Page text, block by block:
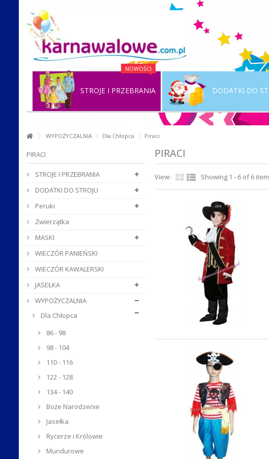
NOWOŚCI
STROJE I PRZEBRANIA DODATKI DO
WYPOŻYCZALNIA Dla Chłopca Piraci
PIRACI
View: Showing 1 - 6 of 6
PIRACI
STROJE I PRZEBRANIA
DODATKI DO STROJU
Peruki
Zwierzątka
MASKI
WIECZÓR PANIEŃSKI
WIECZÓR KAWALERSKI
JASEŁKA
WYPOŻYCZALNIA
Dla Chłopca
86 - 98
98 - 104
110 - 116
122 - 128
134 - 140
Boże Narodzenie
Jasełka
Rycerze i Królowie
Mundurowe